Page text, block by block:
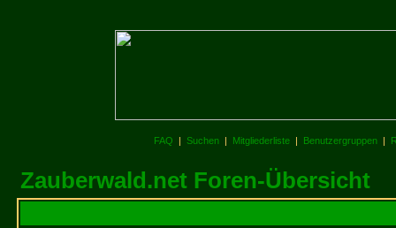
FAQ | Suchen | Mitgliederliste | Benutzergruppen |
Zauberwald.net Foren-Übersicht